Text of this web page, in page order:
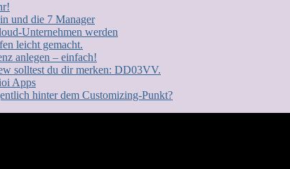
und die 7 Manager
Unternehmen werden
leicht gemacht.
anlegen – einfach!
solltest du dir merken: DD03VV.
Apps
hinter dem Customizing-Punkt?